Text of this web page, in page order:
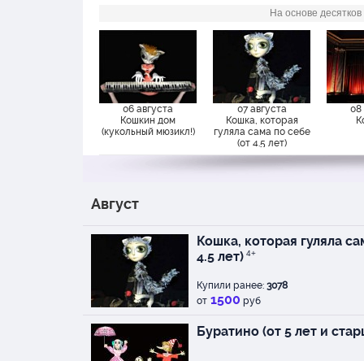
Билет берется на
возраста и
На основе
06 августа
Кошкин дом
(кукольный мюзикл!)
07 августа
Кошка, которая
гуляла сама по себе
(от 4.5 лет)
08
Август
Кошка, которая гуляла
4.5 лет) 4+
Купили ранее: 3078
от 1500 руб
Буратино (от 5 лет и